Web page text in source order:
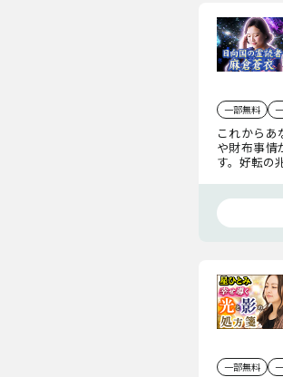
一部無料
これから
や財布事情
す。好転の
一部無料